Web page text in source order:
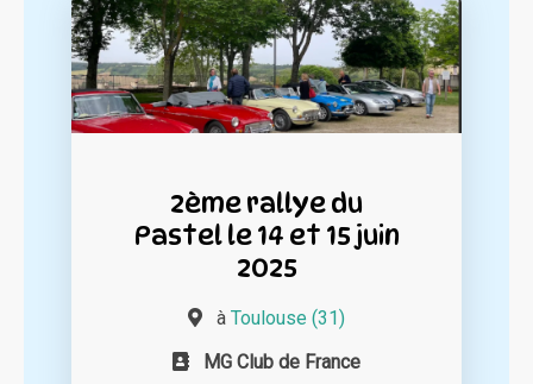
2ème rallye du
Pastel le 14 et 15 juin
2025
à Toulouse (31)
MG Club de France